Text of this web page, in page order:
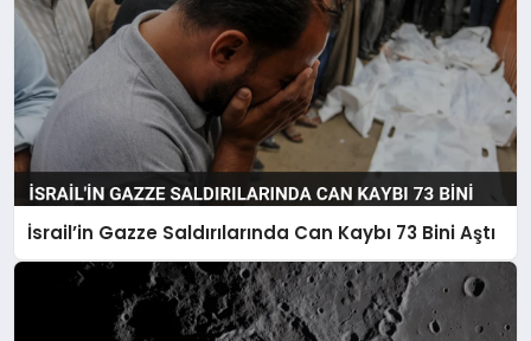
İsrail’in Gazze Saldırılarında Can Kaybı 73 Bini Aştı